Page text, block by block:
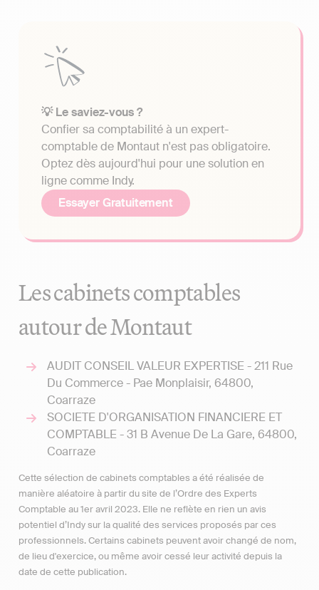
💡 Le saviez-vous ?
Confier sa comptabilité à un expert-
comptable de Montaut n'est pas obligatoire.
Optez dès aujourd'hui pour une solution en
ligne comme Indy.
Essayer Gratuitement
Les cabinets comptables
autour de Montaut
AUDIT CONSEIL VALEUR EXPERTISE - 211 Rue
Du Commerce - Pae Monplaisir, 64800,
Coarraze
SOCIETE D'ORGANISATION FINANCIERE ET
COMPTABLE - 31 B Avenue De La Gare, 64800,
Coarraze
Cette sélection de cabinets comptables a été réalisée de
manière aléatoire à partir du site de l’Ordre des Experts
Comptable au 1er avril 2023. Elle ne reflète en rien un avis
potentiel d’Indy sur la qualité des services proposés par ces
professionnels. Certains cabinets peuvent avoir changé de nom,
de lieu d'exercice, ou même avoir cessé leur activité depuis la
date de cette publication.